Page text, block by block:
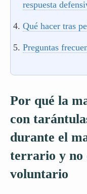
respuesta
Qué hacer tras
Preguntas
Por qué la
con
durante el
terrario y no
voluntario